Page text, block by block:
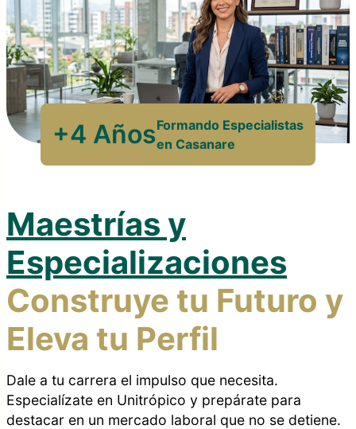
+4 AñosFormando Especialistas
en Casanare
Maestrías y
Especializaciones
Construye tu Futuro y
Eleva tu Perfil
Dale a tu carrera el impulso que necesita.
Especialízate en Unitrópico y prepárate para
destacar en un mercado laboral que no se detiene.